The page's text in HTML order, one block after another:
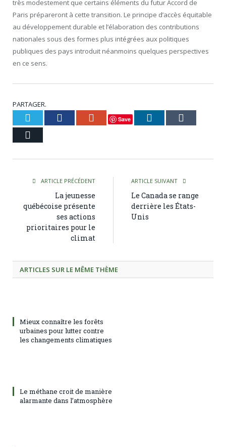
très modestement que certains éléments du futur Accord de
Paris prépareront à cette transition. Le principe d’accès équitable
au développement durable et l’élaboration des contributions
nationales sous des formes plus intégrées aux politiques
publiques des pays introduit néanmoins quelques perspectives
en ce sens.
PARTAGER.
Twitter Facebook Google+
Save LinkedIn
ARTICLE PRÉCÉDENT
La jeunesse
québécoise présente
ses actions
prioritaires pour le
climat
ARTICLE SUIVANT
Le Canada se range
derrière les États-
Unis
ARTICLES SUR LE MÊME THÈME
Mieux connaître les forêts
urbaines pour lutter contre
les changements climatiques
Le méthane croit de manière
alarmante dans l’atmosphère